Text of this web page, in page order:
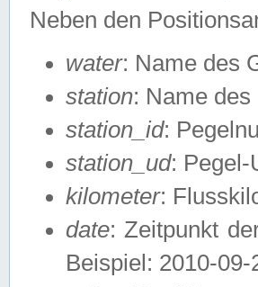
Neben den
water: Name des
station: Name des
station_id:
station_ud: Pegel-
kilometer:
date: Zeitpunkt
Beispiel: 2010-